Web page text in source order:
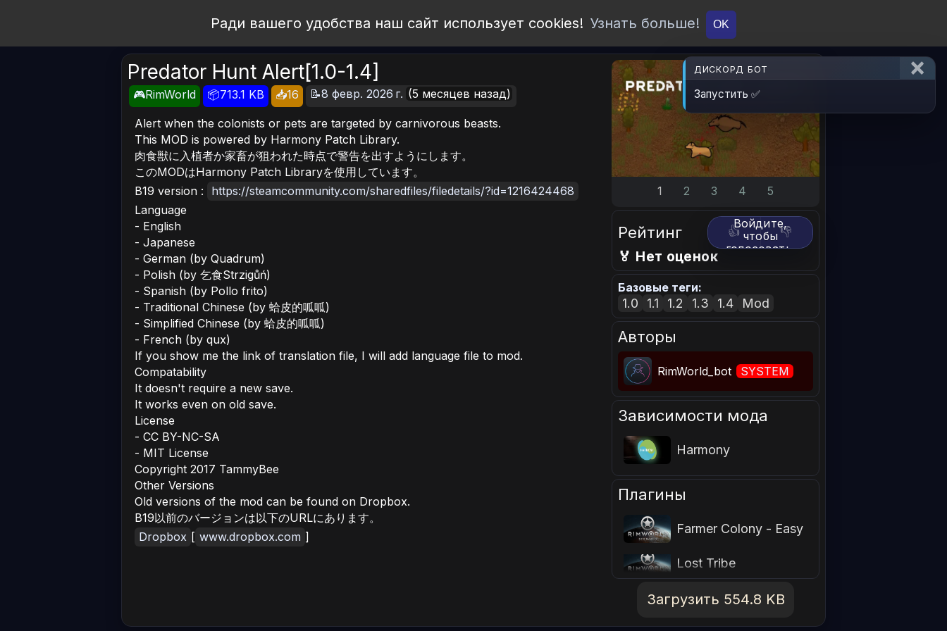
Ради вашего удобства наш сайт использует cookies! Узнать больше! OK
Predator Hunt Alert[1.0-1.4]
🎮RimWorld 📦713.1 KB 📥16 📝8 февр. 2026 г. (5 месяцев назад)
Alert when the colonists or pets are targeted by carnivorous beasts.
This MOD is powered by Harmony Patch Library.
肉食獣に入植者か家畜が狙われた時点で警告を出すようにします。
このMODはHarmony Patch Libraryを使用しています。
B19 version :
https://steamcommunity.com/sharedfiles/filedetails/?id=1216424468
Language
- English
- Japanese
- German (by Quadrum)
- Polish (by 乞食Strzigůń)
- Spanish (by Pollo frito)
- Traditional Chinese (by 蛤皮的呱呱)
- Simplified Chinese (by 蛤皮的呱呱)
- French (by qux)
If you show me the link of translation file, I will add language file to mod.
Compatability
It doesn't require a new save.
It works even on old save.
License
- CC BY-NC-SA
- MIT License
Copyright 2017 TammyBee
Other Versions
Old versions of the mod can be found on Dropbox.
B19以前のバージョンは以下のURLにあります。
Dropbox [ www.dropbox.com ]
1 2 3 4 5
Рейтинг 👍 👎
Войдите,
чтобы
голосовать.
🏅 Нет оценок
Базовые теги:
1.0 1.1 1.2 1.3 1.4 Mod
Авторы
RimWorld_bot SYSTEM
Зависимости мода
Harmony
Плагины
Farmer Colony - Easy
Lost Tribe
Загрузить 554.8 KB
ДИСКОРД БОТ
Запустить ✅